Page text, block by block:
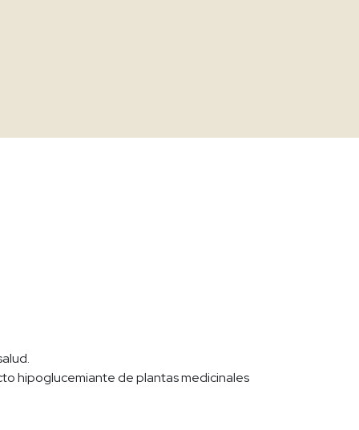
hipoglucemiante de plantas medicinales